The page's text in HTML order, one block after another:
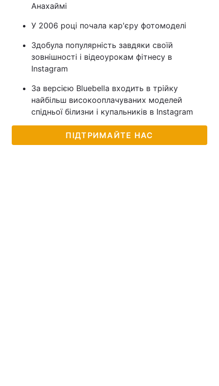
Анахаймі
У 2006 році почала кар'єру фотомоделі
Здобула популярність завдяки своїй
зовнішності і відеоурокам фітнесу в
Instagram
За версією Bluebella входить в трійку
найбільш високооплачуваних моделей
спідньої білизни і купальників в Instagram
ПІДТРИМАЙТЕ НАС